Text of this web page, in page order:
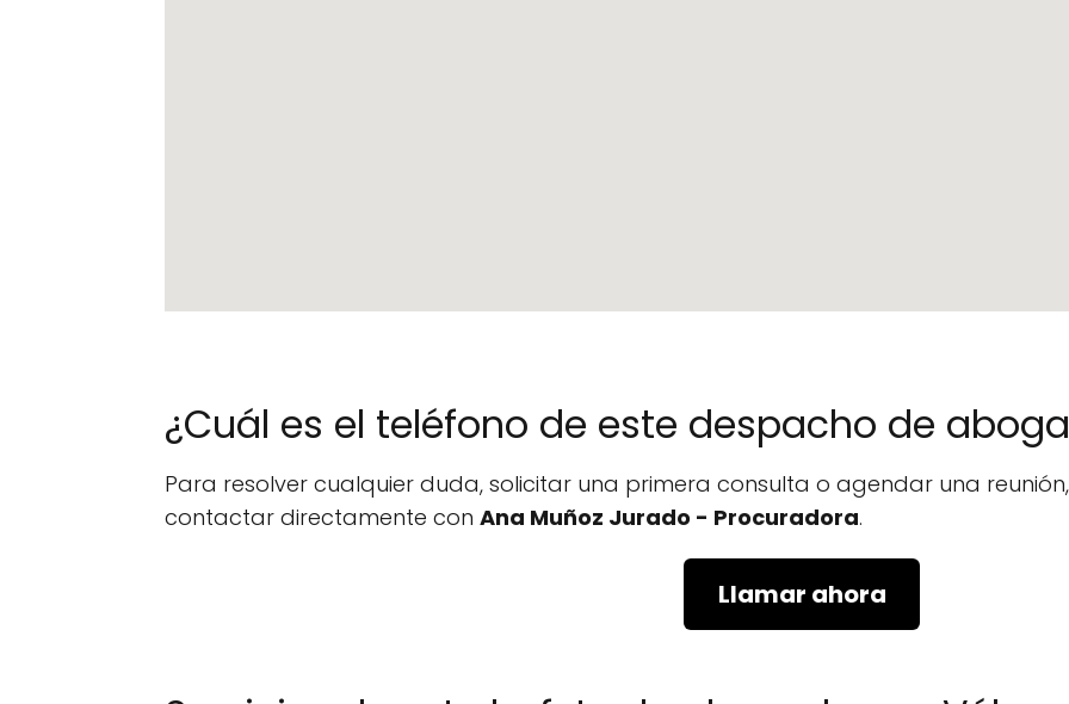
¿Cuál es el teléfono de este despacho de
Para resolver cualquier duda, solicitar una primera consulta o agendar una
contactar directamente con Ana Muñoz Jurado - Procuradora.
Llamar ahora